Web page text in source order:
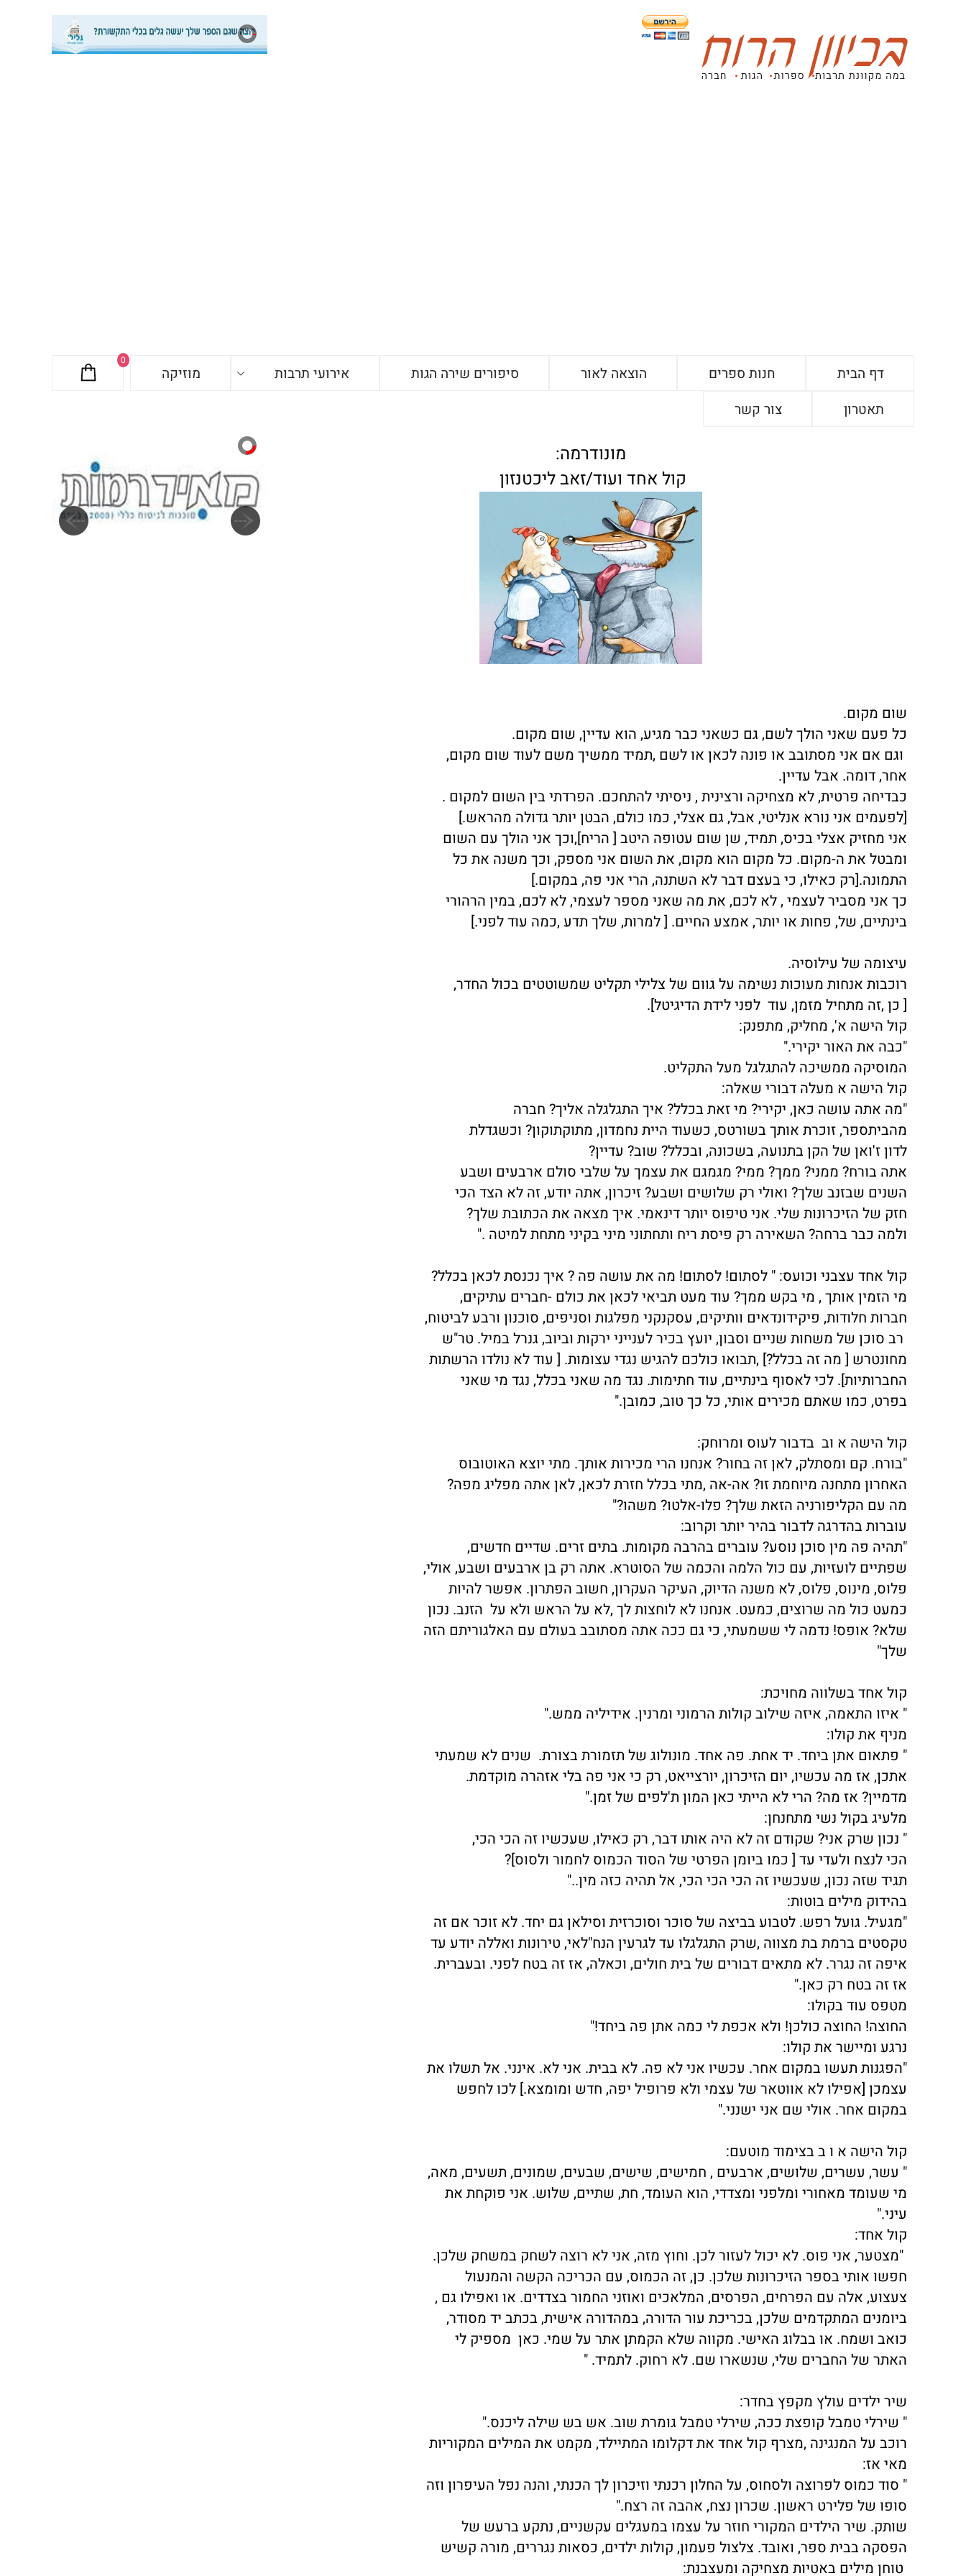
0
דף הבית חנות ספרים הוצאה לאור סיפורים שירה הגות אירועי תרבות
מוזיקה
תאטרון
צור קשר
מונודרמה:
קול אחד ועוד/זאב ליכטנזון
שום מקום.
כל פעם שאני הולך לשם, גם כשאני כבר מגיע, הוא עדיין, שום מקום.
וגם אם אני מסתובב או פונה לכאן או לשם ,תמיד ממשיך משם לעוד שום מקום,
אחר, דומה. אבל עדיין.
כבדיחה פרטית, לא מצחיקה ורצינית , ניסיתי להתחכם. הפרדתי בין השום למקום .
[לפעמים אני נורא אנליטי, אבל, גם אצלי, כמו כולם, הבטן יותר גדולה מהראש.]
אני מחזיק אצלי בכיס, תמיד, שן שום עטופה היטב [ הריח],וכך אני הולך עם השום
ומבטל את ה-מקום. כל מקום הוא מקום, את השום אני מספק, וכך משנה את כל
התמונה.[רק כאילו, כי בעצם דבר לא השתנה, הרי אני פה, במקום.]
כך אני מסביר לעצמי , לא לכם, את מה שאני מספר לעצמי, לא לכם, במין הרהורי
בינתיים, של, פחות או יותר, אמצע החיים. [ למרות, שלך תדע ,כמה עוד לפני.]
עיצומה של עילוסיה.
רוכבות אנחות מעוכות נשימה על גוום של צלילי תקליט שמשוטטים בכול החדר,
[ כן ,זה מתחיל מזמן, עוד לפני לידת הדיגיטל].
קול הישה א', מחליק, מתפנק:
"כבה את האור יקירי."
המוסיקה ממשיכה להתגלגל מעל התקליט.
קול הישה א מעלה דבורי שאלה:
"מה אתה עושה כאן, יקירי? מי זאת בכלל? איך התגלגלה אליך? חברה
מהביתספר, זוכרת אותך בשורטס, כשעוד היית נחמדון, מתוקתוקון? וכשגדלת
לדון ז'ואן של הקן בתנועה, בשכונה, ובכלל? שוב? עדיין?
אתה בורח? ממני? ממך? ממי? מגמגם את עצמך על שלבי סולם ארבעים ושבע
השנים שבזנב שלך? ואולי רק שלושים ושבע? זיכרון, אתה יודע, זה לא הצד הכי
חזק של הזיכרונות שלי. אני טיפוס יותר דינאמי. איך מצאה את הכתובת שלך?
ולמה כבר ברחה? השאירה רק פיסת ריח ותחתוני מיני בקיני מתחת למיטה ."
קול אחד עצבני וכועס: " לסתום! לסתום! מה את עושה פה ? איך נכנסת לכאן בכלל?
מי הזמין אותך , מי בקש ממך? עוד מעט תביאי לכאן את כולם -חברים עתיקים,
חברות חלודות, פיקידונדאים וותיקים, עסקנקני מפלגות וסניפים, סוכנון ורבע לביטוח,
רב סוכן של משחות שניים וסבון, יועץ בכיר לענייני ירקות וביוב, גנרל במיל. טר"ש
מחונטרש [ מה זה בכלל?] ,תבואו כולכם להגיש נגדי עצומות. [ עוד לא נולדו הרשתות
החברותיות]. לכי לאסוף בינתיים, עוד חתימות. נגד מה שאני בכלל, נגד מי שאני
בפרט, כמו שאתם מכירים אותי, כל כך טוב, כמובן."
קול הישה א וב בדבור לעוס ומרוחק:
"בורח. קם ומסתלק, לאן זה בחור? אנחנו הרי מכירות אותך. מתי יוצא האוטובוס
האחרון מתחנה מיוחמת זו? אה-אה ,מתי בכלל חזרת לכאן, לאן אתה מפליג מפה?
מה עם הקליפורניה הזאת שלך? פלו-אלטו? משהו?"
עוברות בהדרגה לדבור בהיר יותר וקרוב:
"תהיה פה מין סוכן נוסע? עוברים בהרבה מקומות. בתים זרים. שדיים חדשים,
שפתיים לועזיות, עם כול הלמה והכמה של הסוטרא. אתה רק בן ארבעים ושבע, אולי,
פלוס, מינוס, פלוס, לא משנה הדיוק, העיקר העקרון, חשוב הפתרון. אפשר להיות
כמעט כול מה שרוצים, כמעט. אנחנו לא לוחצות לך ,לא על הראש ולא על הזנב. נכון
שלא? אופס! נדמה לי ששמעתי, כי גם ככה אתה מסתובב בעולם עם האלגוריתם הזה
שלך"
קול אחד בשלווה מחויכת:
" איזו התאמה, איזה שילוב קולות הרמוני ומרנין. אידיליה ממש."
מניף את קולו:
" פתאום אתן ביחד. יד אחת. פה אחד. מונולוג של תזמורת בצורת. שנים לא שמעתי
אתכן, אז מה עכשיו, יום הזיכרון, יורצייאט, רק כי אני פה בלי אזהרה מוקדמת.
מדמיין? אז מה? הרי לא הייתי כאן המון ת'לפים של זמן."
מלעיג בקול נשי מתחנחן:
" נכון שרק אני? שקודם זה לא היה אותו דבר, רק כאילו, שעכשיו זה הכי הכי,
הכי לנצח ולעדי עד [ כמו ביומן הפרטי של הסוד הכמוס לחמור ולסוס]?
תגיד שזה נכון, שעכשיו זה הכי הכי הכי, אל תהיה כזה מין.."
בהידוק מילים בוטות:
"מגעיל. גועל רפש. לטבוע בביצה של סוכר וסוכרזית וסילאן גם יחד. לא זוכר אם זה
טקסטים ברמת בת מצווה ,שרק התגלגלו עד לגרעין הנח"לאי, טירונות ואללה יודע עד
איפה זה נגרר. לא מתאים דבורים של בית חולים, וכאלה, אז זה בטח לפני. ובעברית.
אז זה בטח רק כאן."
מטפס עוד בקולו:
החוצה! החוצה כולכן! ולא אכפת לי כמה אתן פה ביחד!"
נרגע ומיישר את קולו:
"הפגנות תעשו במקום אחר. עכשיו אני לא פה. לא בבית. אני לא. אינני. אל תשלו את
עצמכן [אפילו לא אווטאר של עצמי ולא פרופיל יפה, חדש ומומצא.] לכו לחפש
במקום אחר. אולי שם אני ישנני."
קול הישה א ו ב בצימוד מוטעם:
" עשר, עשרים, שלושים, ארבעים , חמישים, שישים, שבעים, שמונים, תשעים, מאה,
מי שעומד מאחורי ומלפני ומצדדי, הוא העומד, חת, שתיים, שלוש. אני פוקחת את
עיני."
קול אחד:
"מצטער, אני פוס. לא יכול לעזור לכן. וחוץ מזה, אני לא רוצה לשחק במשחק שלכן.
חפשו אותי בספר הזיכרונות שלכן. כן, זה הכמוס, עם הכריכה הקשה והמנעול
צעצוע, אלה עם הפרחים, הפרסים, המלאכים ואוזני החמור בצדדים. או ואפילו גם ,
ביומנים המתקדמים שלכן, בכריכת עור הדורה, במהדורה אישית, בכתב יד מסודר,
כואב ושמח. או בבלוג האישי. מקווה שלא הקמתן אתר על שמי. כאן מספיק לי
האתר של החברים שלי, שנשארו שם. לא רחוק. לתמיד. "
שיר ילדים עולץ מקפץ בחדר:
" שירלי טמבל קופצת ככה, שירלי טמבל גומרת שוב. אש בש שילה ליכנס."
רוכב על המנגינה ,מצרף קול אחד את דקלומו המתיילד, מקמט את המילים המקוריות
מאי אז:
" סוד כמוס לפרוצה ולסחוס, על החלון רכנתי וזיכרון לך הכנתי, והנה נפל העיפרון וזה
סופו של פלירט ראשון. שכרון נצח, אהבה זה רצח."
שותק. שיר הילדים המקורי חוזר על עצמו במעגלים עקשניים, נתקע ברעש של
הפסקה בבית ספר, ואובד. צלצול פעמון, קולות ילדים, כסאות נגררים, מורה קשיש
טוחן מילים באטיות מצחיקה ומעצבנת: